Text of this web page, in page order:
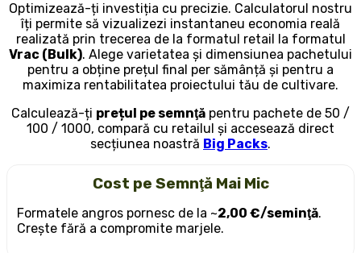
Optimizează-ți investiția cu precizie. Calculatorul nostru
îți permite să vizualizezi instantaneu economia reală
realizată prin trecerea de la formatul retail la formatul
Vrac (Bulk). Alege varietatea și dimensiunea pachetului
pentru a obține prețul final per sămânță și pentru a
maximiza rentabilitatea proiectului tău de cultivare.
Calculează-ți prețul pe semnţă pentru pachete de 50 /
100 / 1000, compară cu retailul și accesează direct
secțiunea noastră Big Packs.
Cost pe Semnţă Mai Mic
Formatele angros pornesc de la ~2,00 €/seminţă.
Crește fără a compromite marjele.